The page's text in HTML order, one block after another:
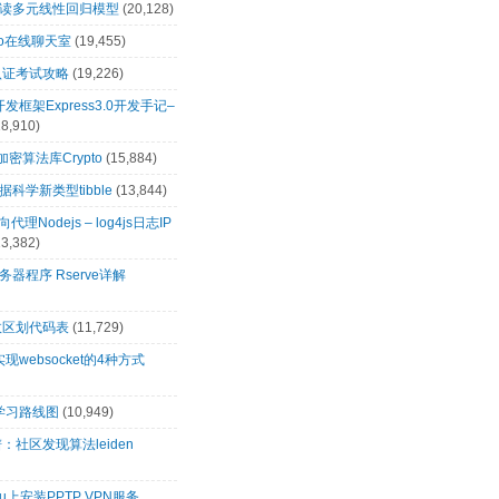
多元线性回归模型 (20,128)
在线聊天室 (19,455)
考试攻略 (19,226)
发框架Express3.0开发手记–
密算法库Crypto (15,884)
科学新类型tibble (13,844)
代理Nodejs – log4js日志IP
器程序 Rserve详解
划代码表 (11,729)
现websocket的4种方式
习路线图 (10,949)
社区发现算法leiden